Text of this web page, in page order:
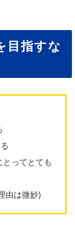
目指すな
とってとても
由は微妙)